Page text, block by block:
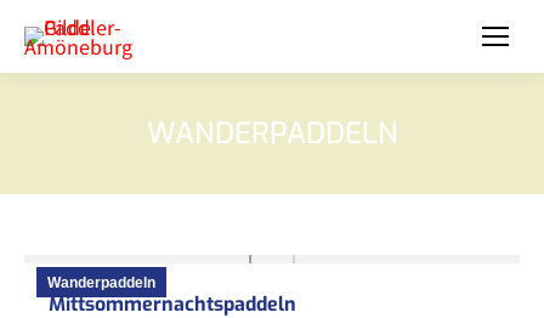
WANDERPADDELN
Wanderpaddeln
Mittsommernachtspaddeln